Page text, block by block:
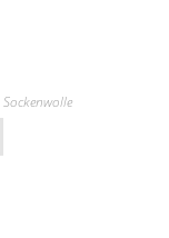
Sockenwolle